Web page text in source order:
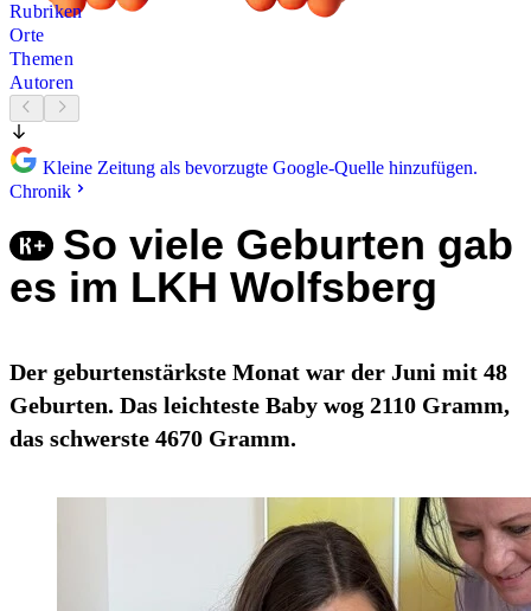
Rubriken
Orte
Themen
Autoren
Kleine Zeitung als bevorzugte Google-Quelle hinzufügen.
Chronik
So viele Geburten gab
es im LKH Wolfsberg
Der geburtenstärkste Monat war der Juni mit 48
Geburten. Das leichteste Baby wog 2110 Gramm,
das schwerste 4670 Gramm.